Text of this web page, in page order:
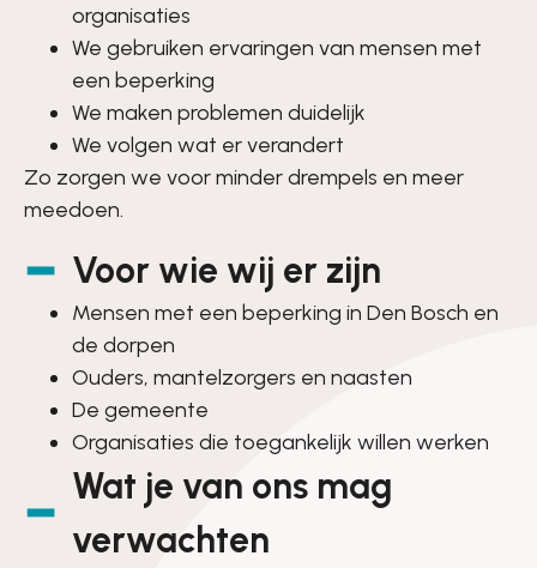
organisaties
We gebruiken ervaringen van mensen met
een beperking
We maken problemen duidelijk
We volgen wat er verandert
Zo zorgen we voor minder drempels en meer
meedoen.
Voor wie wij er zijn
Mensen met een beperking in Den Bosch en
de dorpen
Ouders, mantelzorgers en naasten
De gemeente
Organisaties die toegankelijk willen werken
Wat je van ons mag
verwachten